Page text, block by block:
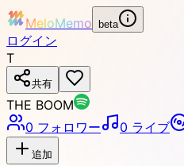
MeloMemo beta
ログイン
T
共有
THE BOOM
0 フォロワー 0 ライブ
追加